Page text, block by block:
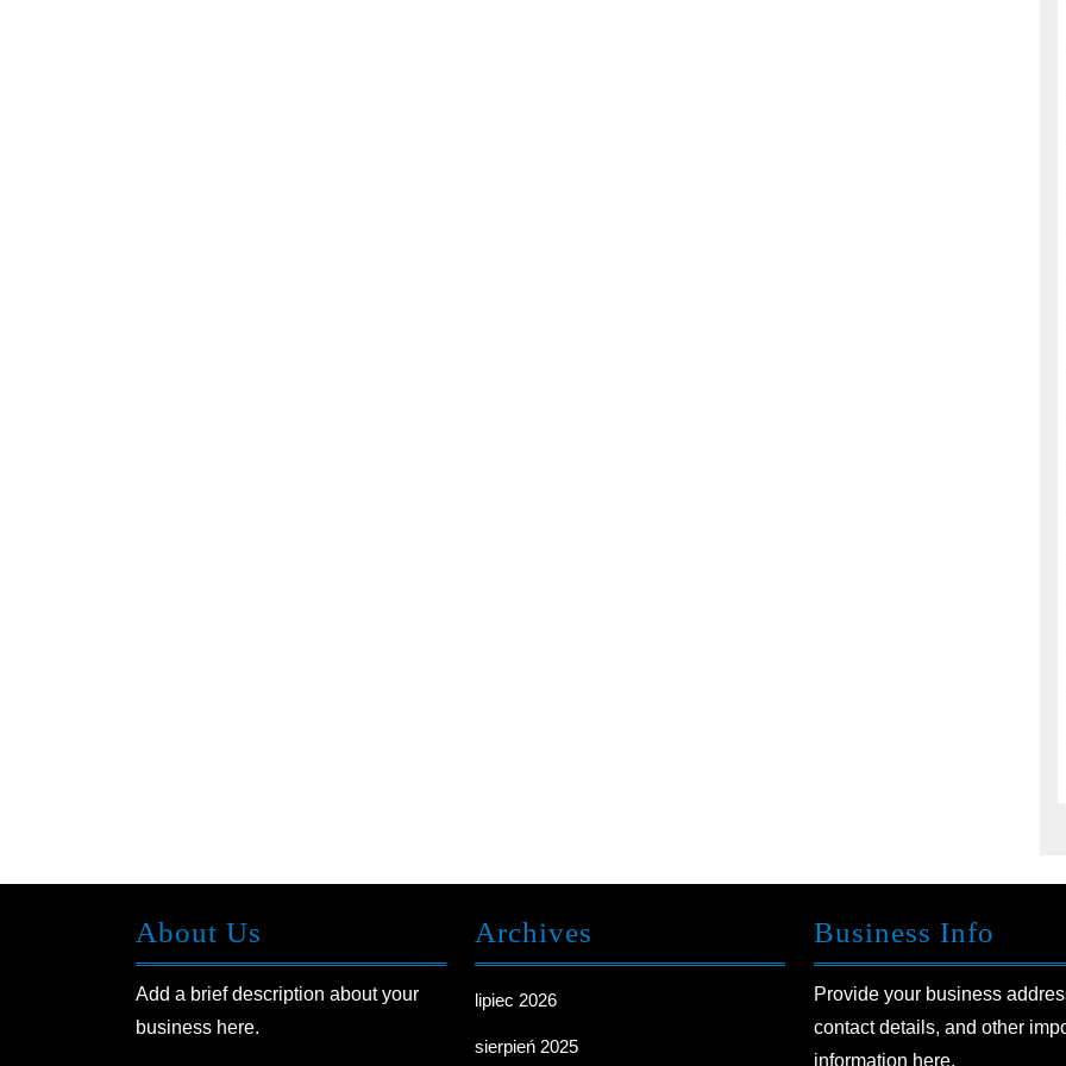
About Us
Add a brief description about your
business here.
Archives
lipiec 2026
sierpień 2025
Business Info
Provide your business
contact details, and other
information here.